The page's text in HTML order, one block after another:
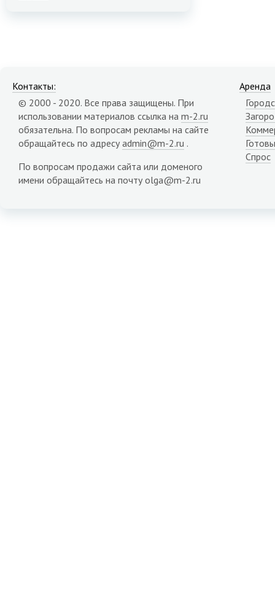
Контакты:
© 2000 - 2020. Все права защищены. При
использовании материалов ссылка на m-2.ru
обязательна. По вопросам рекламы на сайте
обращайтесь по адресу admin@m-2.ru .
По вопросам продажи сайта или доменого
имени обращайтесь на почту olga@m-2.ru
Аренда
Спрос